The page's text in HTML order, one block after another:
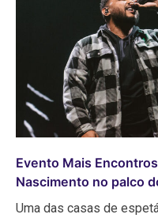
Evento Mais
Nascimento no palco
Uma das casas de